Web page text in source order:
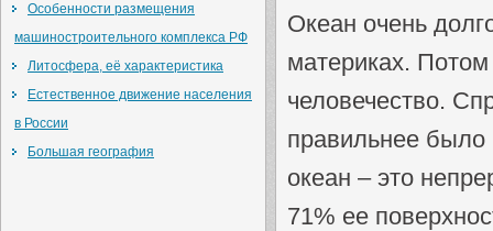
Океан очень
материках.
человечество.
правильнее
океан – это
71% ее
Особенности размещения
машиностроительного комплекса РФ
Литосфера, её характеристика
Естественное движение населения
в России
Большая география